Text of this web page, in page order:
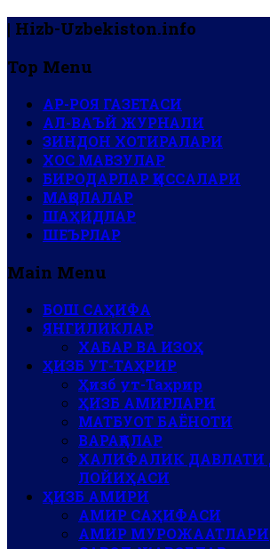
| Hizb-Uzbekiston.info
Top Menu
АР-РОЯ ГАЗЕТАСИ
АЛ-ВАЪЙ ЖУРНАЛИ
ЗИНДОН ХОТИРАЛАРИ
ХОС МАВЗУЛАР
БИРОДАРЛАР ҚИССАЛАРИ
МАҚОЛАЛАР
ШАҲИДЛАР
ШЕЪРЛАР
Main Menu
БОШ САҲИФА
ЯНГИЛИКЛАР
ХАБАР ВА ИЗОҲ
ҲИЗБ УТ-ТАҲРИР
Ҳизб ут-Таҳрир
ҲИЗБ АМИРЛАРИ
МАТБУОТ БАЁНОТИ
ВАРАҚАЛАР
ХАЛИФАЛИК ДАВЛАТИ
ЛОЙИҲАСИ
ҲИЗБ АМИРИ
АМИР САҲИФАСИ
АМИР МУРОЖААТЛАРИ